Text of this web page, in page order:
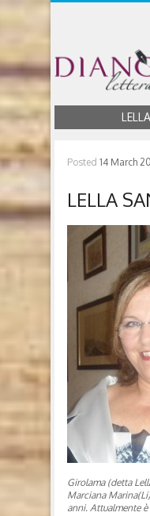
Posted 14 March
LELLA
Girolama (detta
Marciana
anni. Attualmente